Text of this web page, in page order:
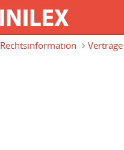
Rechtsinformation Verträge